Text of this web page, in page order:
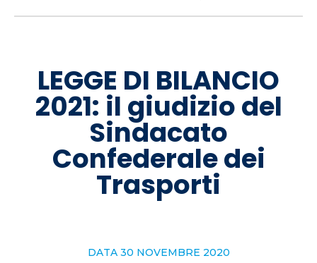
LEGGE DI BILANCIO
2021: il giudizio del
Sindacato
Confederale dei
Trasporti
DATA 30 NOVEMBRE 2020